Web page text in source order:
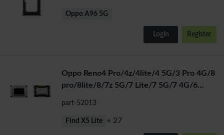
Oppo A96 5G
Login Register
Oppo Reno4 Pro/4z/4lite/4 5G/3 Pro 4G/8
pro/8lite/8/7z 5G/7 Lite/7 5G/7 4G/6
part-52013
Find X5 Lite + 27